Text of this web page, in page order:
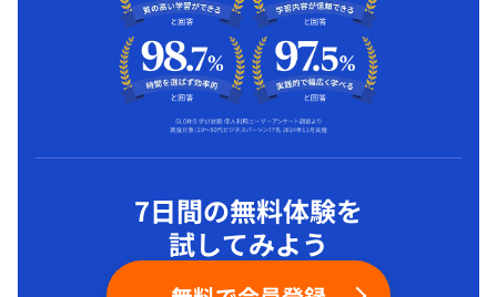
7日間の無料体験を
試してみよう